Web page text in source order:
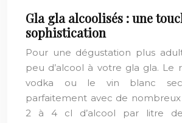
Gla gla alcoolisés : une
sophistication
Pour une dégustation plus
peu d’alcool à votre gla gla. Le
vodka ou le vin blanc sec
parfaitement avec de nombreux
2 à 4 cl d’alcool par litre de